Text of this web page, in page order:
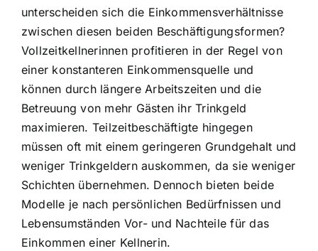
unterscheiden sich die Einkommensverhältnisse
zwischen diesen beiden Beschäftigungsformen?
Vollzeitkellnerinnen profitieren in der Regel von
einer konstanteren Einkommensquelle und
können durch längere Arbeitszeiten und die
Betreuung von mehr Gästen ihr Trinkgeld
maximieren. Teilzeitbeschäftigte hingegen
müssen oft mit einem geringeren Grundgehalt und
weniger Trinkgeldern auskommen, da sie weniger
Schichten übernehmen. Dennoch bieten beide
Modelle je nach persönlichen Bedürfnissen und
Lebensumständen Vor- und Nachteile für das
Einkommen einer Kellnerin.